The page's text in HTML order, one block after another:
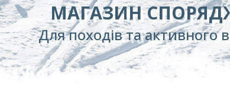
МАГАЗИН
Для походів та активного